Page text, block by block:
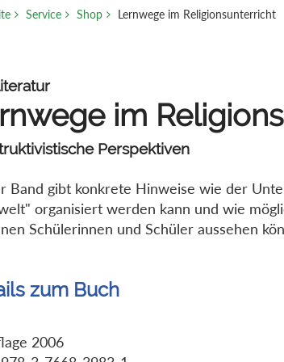
Service Shop Lernwege im Religionsunterricht
im
Perspektiven
Band gibt konkrete Hinweise wie der
organisiert werden kann und wie
Schülerinnen und Schüler aussehen
zum Buch
2006